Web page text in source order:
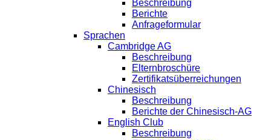
Beschreibung
Berichte
Anfrageformular
Sprachen
Cambridge AG
Beschreibung
Elternbroschüre
Zertifikatsüberreichungen
Chinesisch
Beschreibung
Berichte der Chinesisch-AG
English Club
Beschreibung